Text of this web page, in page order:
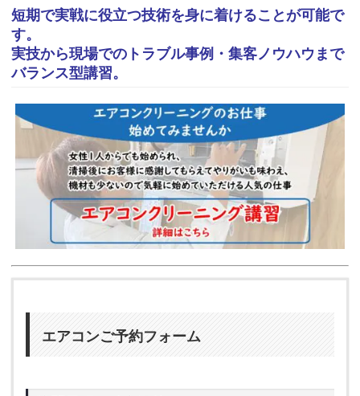
短期で実戦に役立つ技術を身に着けることが可能で
す。
実技から現場でのトラブル事例・集客ノウハウまで
バランス型講習。
エアコンご予約フォーム